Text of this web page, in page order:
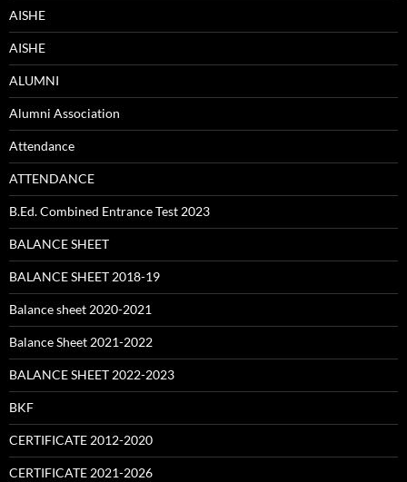
AISHE
AISHE
ALUMNI
Alumni Association
Attendance
ATTENDANCE
B.Ed. Combined Entrance Test 2023
BALANCE SHEET
BALANCE SHEET 2018-19
Balance sheet 2020-2021
Balance Sheet 2021-2022
BALANCE SHEET 2022-2023
BKF
CERTIFICATE 2012-2020
CERTIFICATE 2021-2026